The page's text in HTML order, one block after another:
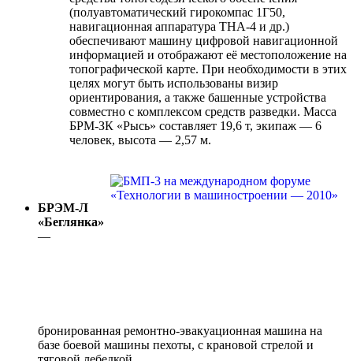
(полуавтоматический гирокомпас 1Г50,
навигационная аппаратура ТНА-4 и др.)
обеспечивают машину цифровой навигационной
информацией и отображают её местоположение на
топографической карте. При необходимости в этих
целях могут быть использованы визир
ориентирования, а также башенные устройства
совместно с комплексом средств разведки. Масса
БРМ-ЗК «Рысь» составляет 19,6 т, экипаж — 6
человек, высота — 2,57 м.
БРЭМ-Л
«Беглянка»
—
бронированная ремонтно-эвакуационная машина на
базе боевой машины пехоты, с крановой стрелой и